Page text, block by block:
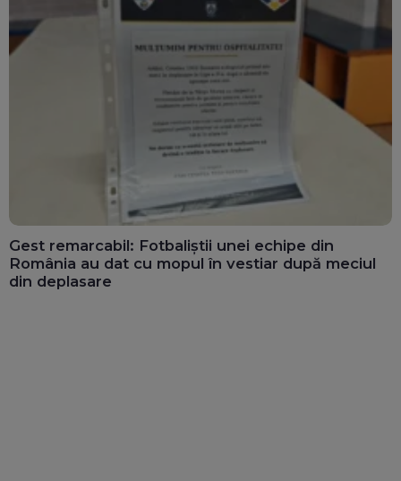
Gest remarcabil: Fotbaliștii unei echipe din
România au dat cu mopul în vestiar după meciul
din deplasare